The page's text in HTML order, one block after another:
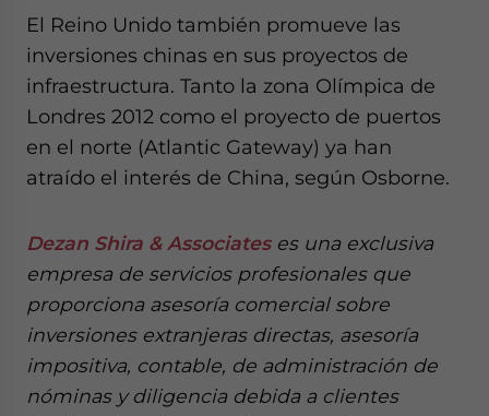
El Reino Unido también promueve las
inversiones chinas en sus proyectos de
infraestructura. Tanto la zona Olímpica de
Londres 2012 como el proyecto de puertos
en el norte (Atlantic Gateway) ya han
atraído el interés de China, según Osborne.
Dezan Shira & Associateses una exclusiva
empresa de servicios profesionales que
proporciona asesoría comercial sobre
inversiones extranjeras directas, asesoría
impositiva, contable, de administración de
nóminas y diligencia debida a clientes